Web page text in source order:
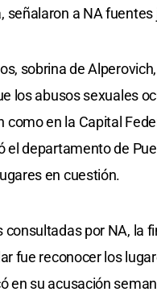
señalaron a NA fuentes
sobrina de
los abusos sexuales
como en la Capital
el departamento de
en cuestión.
consultadas por NA, la
fue reconocer los
en su acusación